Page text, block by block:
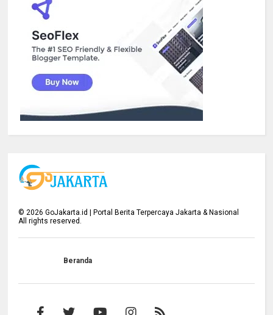
©2026 GoJakarta.id | Portal Berita Terpercaya Jakarta & Nasional
All rights reserved.
Beranda